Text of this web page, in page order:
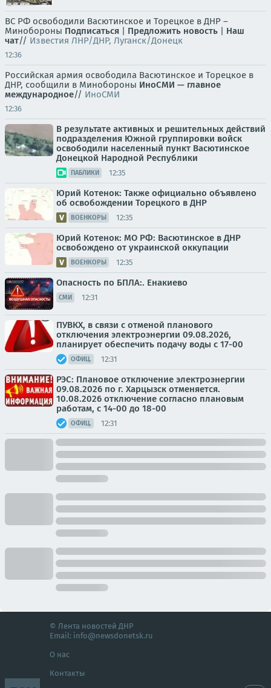
ВС РФ освободили Васютинское и Торецкое в ДНР –
Минобороны Подписаться Предложить новость
Наш
чат// Известия ЛНР/ДНР, Луганск/Донецк
12:36
Российская армия освободила Васютинское и Торецкое в
ДНР, сообщили в Минобороны ИноСМИ — главное
международное// ИноСМИ
12:36
В результате активных и решительных действий
подразделения Южной группировки войск
освободили населенный пункт Васютинское
Донецкой Народной Республики
ПАБЛИКИ 12:35
Юрий Котенок: Также официально объявлено
об освобождении Торецкого в ДНР
ВОЕНКОРЫ 12:35
Юрий Котенок: МО РФ: Васютинское в ДНР
освобождено от украинской оккупации
ВОЕНКОРЫ 12:35
Опасность по БПЛА:. Енакиево
СМИ 12:31
ПУВКХ, в связи с отменой планового
отключения электроэнергии 09.08.2026,
планирует обеспечить подачу воды с 17-00
ОФИЦ. 12:31
РЭС: Плановое отключение электроэнергии
09.08.2026 по г. Харцызск отменяется.
10.08.2026 отключение согласно плановым
работам, с 14-00 до 18-00
ОФИЦ. 12:31
© Лента новостей ДНР
Email: info@newsdonetsk.ru
О нас
Контакты